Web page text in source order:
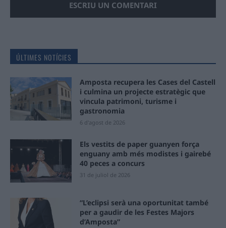
ÚLTIMES NOTÍCIES
Amposta recupera les Cases del Castell
i culmina un projecte estratègic que
vincula patrimoni, turisme i
gastronomia
6 d'agost de 2026
Els vestits de paper guanyen força
enguany amb més modistes i gairebé
40 peces a concurs
31 de juliol de 2026
“L’eclipsi serà una oportunitat també
per a gaudir de les Festes Majors
d’Amposta”